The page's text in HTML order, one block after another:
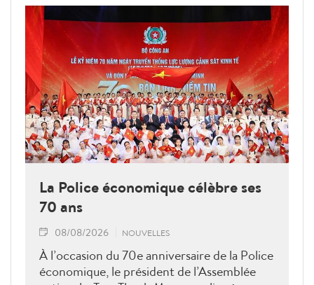
La Police économique célèbre ses
70 ans
08/08/2026 NOUVELLES
À l’occasion du 70e anniversaire de la Police
économique, le président de l’Assemblée